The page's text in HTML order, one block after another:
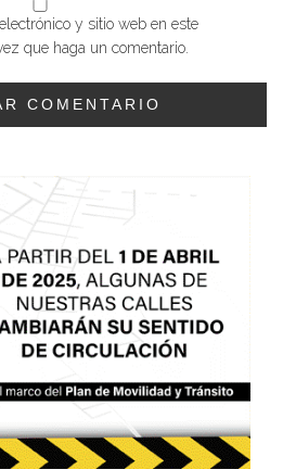
y sitio web en este
que haga un comentario.